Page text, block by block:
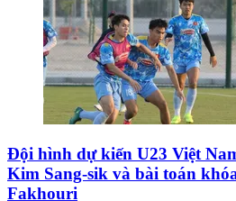
Đội hình dự kiến U23 Việt
Kim Sang-sik và bài toán
Fakhouri